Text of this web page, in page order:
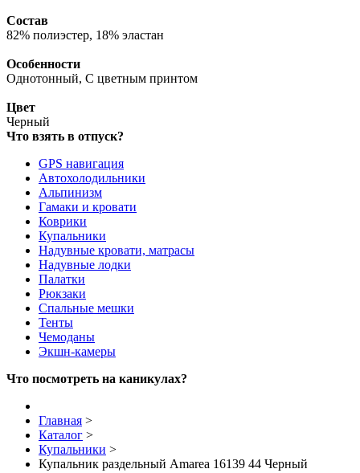
Состав
82% полиэстер, 18% эластан
Особенности
Однотонный, С цветным принтом
Цвет
Черный
Что взять в отпуск?
GPS навигация
Автохолодильники
Альпинизм
Гамаки и кровати
Коврики
Купальники
Надувные кровати, матрасы
Надувные лодки
Палатки
Рюкзаки
Спальные мешки
Тенты
Чемоданы
Экшн-камеры
Что посмотреть на каникулах?
Главная >
Каталог >
Купальники >
Купальник раздельный Amarea 16139 44 Черный